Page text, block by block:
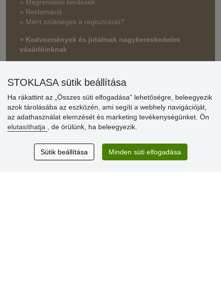
» Megrendelői kérdések
» Reklamáció
» Miért szükséges a regisztráció?
» Kedvezmények és jutalmak nagykereskedelmi
vásárlóinknak
Vásárlók
értékelése
Excellent service
Thank you.
STOKLASA sütik beállítása
Ha rákattint az „Összes süti elfogadása” lehetőségre, beleegyezik
azok tárolásába az eszközén, ami segíti a webhely navigációját,
az adathasználat elemzését és marketing tevékenységünket. Ön
elutasíthatja
, de örülünk, ha beleegyezik.
Sütik beállítása Minden süti elfogadása